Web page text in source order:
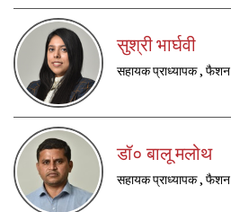
सुश्री भार्घवी
सहायक प्राध्यापक ,
डॉ० बालू मलोथ
सहायक प्राध्यापक , फैशन